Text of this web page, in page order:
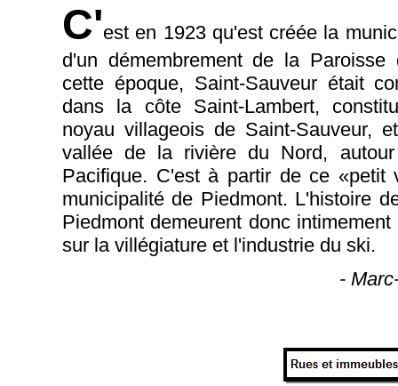
C'est en 1923 qu'est créée la
d'un démembrement de la Paroisse
cette époque, Saint-Sauveur était
dans la côte Saint-Lambert,
noyau villageois de Saint-Sauveur,
vallée de la rivière du Nord,
Pacifique. C'est à partir de ce «petit
municipalité de Piedmont. L'histoire
Piedmont demeurent donc
sur la villégiature et l'industrie du ski.
-